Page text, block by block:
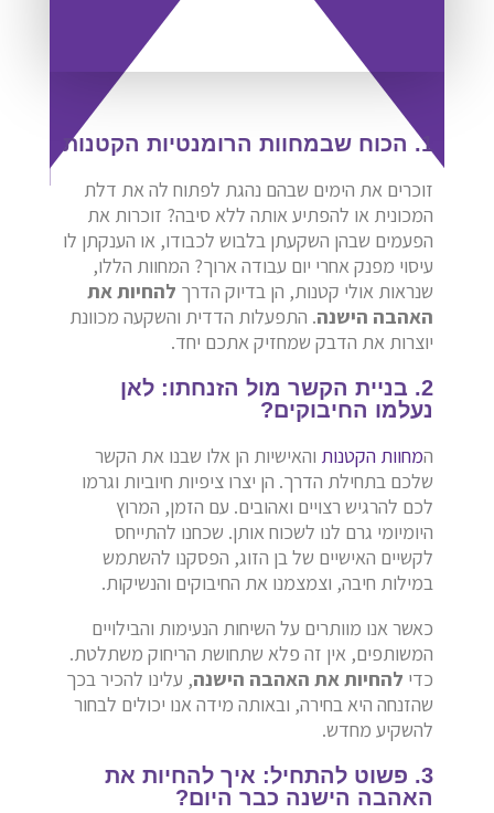
1. הכוח שבמחוות הרומנטיות הקטנות
זוכרים את הימים שבהם נהגת לפתוח לה את דלת
המכונית או להפתיע אותה ללא סיבה? זוכרות את
הפעמים שבהן השקעתן בלבוש לכבודו, או הענקתן לו
עיסוי מפנק אחרי יום עבודה ארוך? המחוות הללו,
שנראות אולי קטנות, הן בדיוק הדרך להחיות את
האהבה הישנה. התפעלות הדדית והשקעה מכוונת
יוצרות את הדבק שמחזיק אתכם יחד.
2. בניית הקשר מול הזנחתו: לאן
נעלמו החיבוקים?
המחוות הקטנות והאישיות הן אלו שבנו את הקשר
שלכם בתחילת הדרך. הן יצרו ציפיות חיוביות וגרמו
לכם להרגיש רצויים ואהובים. עם הזמן, המרוץ
היומיומי גרם לנו לשכוח אותן. שכחנו להתייחס
לקשיים האישיים של בן הזוג, הפסקנו להשתמש
במילות חיבה, וצמצמנו את החיבוקים והנשיקות.
כאשר אנו מוותרים על השיחות הנעימות והבילויים
המשותפים, אין זה פלא שתחושת הריחוק משתלטת.
כדי להחיות את האהבה הישנה, עלינו להכיר בכך
שהזנחה היא בחירה, ובאותה מידה אנו יכולים לבחור
להשקיע מחדש.
3. פשוט להתחיל: איך להחיות את
האהבה הישנה כבר היום?